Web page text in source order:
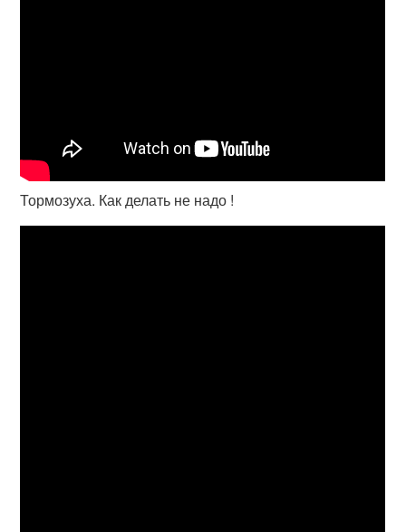
Тормозуха. Как делать не надо !